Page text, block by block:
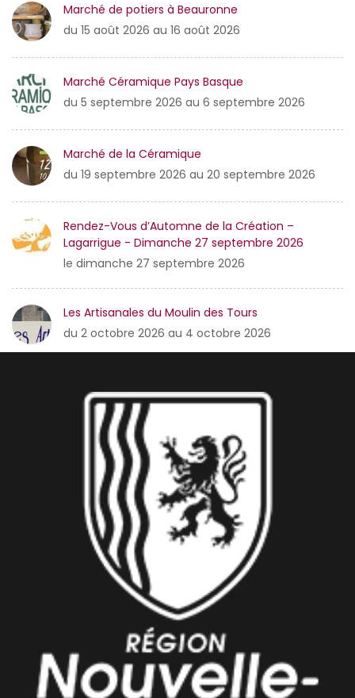
Marché de potiers à Beauronne
du 15 août 2026 au 16 août 2026
Marché Céramique Pays Basque
du 5 septembre 2026 au 6 septembre 2026
Marché de la Céramique
du 19 septembre 2026 au 20 septembre 2026
Rendez-Vous d’Automne de la Création –
Lagarrigue - Dimanche 27 septembre 2026
le dimanche 27 septembre 2026
Les Artisanales du Moulin des Tours
du 2 octobre 2026 au 4 octobre 2026